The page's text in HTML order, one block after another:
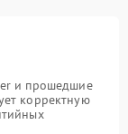
и прошедшие
корректную